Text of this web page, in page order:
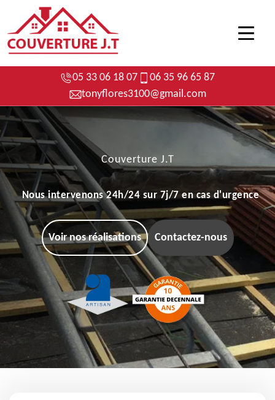
05 33 06 18 07
06 35 96 65 87
tonyflores3100@gmail.com
Couverture J.T
Nous intervenons 24h/24 sur 7j/7 en cas d'urgence
Voir nos réalisations Contactez-nous